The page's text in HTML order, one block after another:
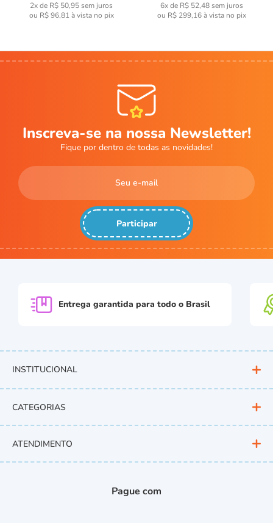
2x de R$ 50,95sem juros
ou R$ 96,81 à vista no pix
6x de R$ 52,48sem juros
ou R$ 299,16à vista no pix
Inscreva-se na nossa Newsletter!
Fique por dentro de todas as novidades!
Participar
Entrega garantida para todo o Brasil
INSTITUCIONAL
CATEGORIAS
ATENDIMENTO
Pague com